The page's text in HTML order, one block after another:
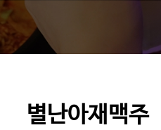
별난아재맥주